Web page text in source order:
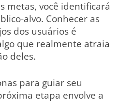
metas, você identificará
alvo. Conhecer as
dos usuários é
que realmente atraia
deles.
para guiar seu
etapa envolve a